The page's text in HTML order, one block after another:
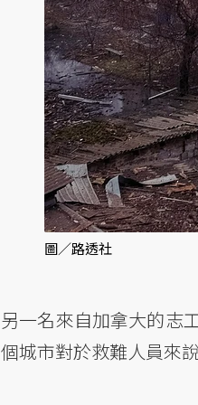
圖／路透社
另一名來自加拿大的志
個城市對於救難人員來